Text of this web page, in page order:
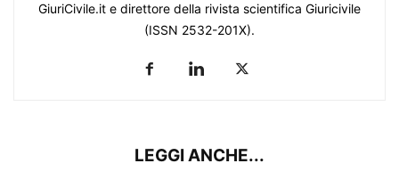
GiuriCivile.it e direttore della rivista scientifica Giuricivile
(ISSN 2532-201X).
LEGGI ANCHE...